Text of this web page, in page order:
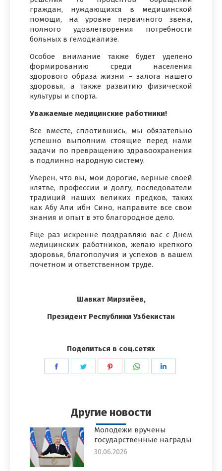
граждан, нуждающихся в медицинской
помощи, на уровне первичного звена,
полного удовлетворения потребности
больных в гемодиализе.
Особое внимание также будет уделено
формированию среди населения
здорового образа жизни – залога нашего
здоровья, а также развитию физической
культуры и спорта.
Уважаемые медицинские работники!
Все вместе, сплотившись, мы обязательно
успешно выполним стоящие перед нами
задачи по превращению здравоохранения
в подлинно народную систему.
Уверен, что вы, мои дорогие, верные своей
клятве, профессии и долгу, последователи
традиций наших великих предков, таких
как Абу Али ибн Сино, направите все свои
знания и опыт в это благородное дело.
Еще раз искренне поздравляю вас с Днем
медицинских работников, желаю крепкого
здоровья, благополучия и успехов в вашем
почетном и ответственном труде.
Шавкат Мирзиёев,
Президент Республики Узбекистан
Поделиться в соц.сетях
ПоделитьсяПоделитьсяПоделитьсяПоделиться
Другие новости
Молодежи вручены
государственные награды
30.06.2026